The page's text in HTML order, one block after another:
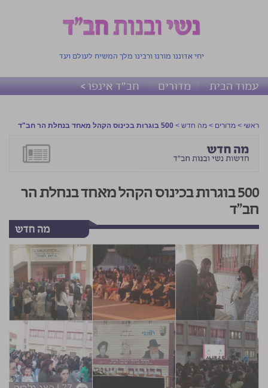
יחי אדוננו מורנו ורבינו מלך המשיח לעולם ועד
עמוד הבית מדורים חב"ד אינפו >
ראשי > מדורים > מה חדש > 500 בוגרות בכינוס הקהל מאחד בנחלת הר חב"ד
500 בוגרות בכינוס הקהל מאחד בנחלת הר
חב"ד